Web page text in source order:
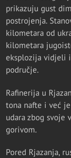
prikazuju gust
postrojenja.
kilometara od
kilometara
eksplozija vidjeli
područje.
Rafinerija u
tona nafte i već
udara zbog svoje
gorivom.
Pored Rjazanja,